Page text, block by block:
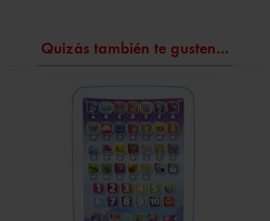
Quizás también te gusten...